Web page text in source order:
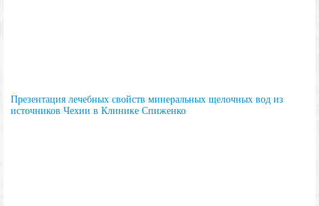
Презентация лечебных свойств минеральных щелочных вод из
источников Чехии в Клинике Спиженко